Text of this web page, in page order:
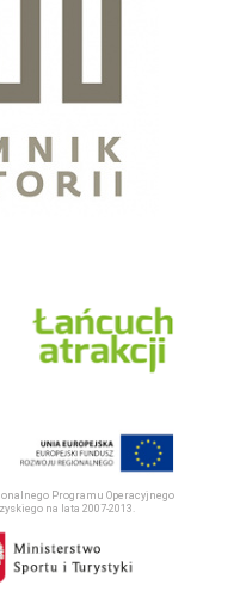
Programu Operacyjnego
na lata 2007-2013.